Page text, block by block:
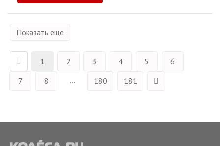
Показать еще
1 2 3 4 5
6
7
8 ... 180 181